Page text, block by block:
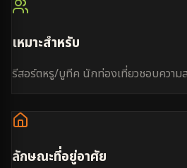
เหมาะสำหรับ
รีสอร์ตหรู/บูทีค นักท่องเที่ยวชอบความ
ลักษณะที่อยู่อาศัย